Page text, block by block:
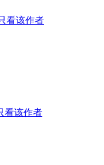
看该作者
看该作者